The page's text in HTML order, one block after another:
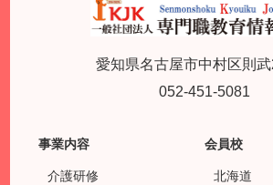
愛知県名古屋市中村区則
052-451-5081
事業内容
介護研修
会員校
北海道